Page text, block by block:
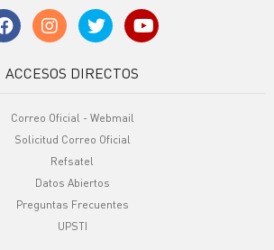
ACCESOS DIRECTOS
Correo Oficial - Webmail
Solicitud Correo Oficial
Refsatel
Datos Abiertos
Preguntas Frecuentes
UPSTI